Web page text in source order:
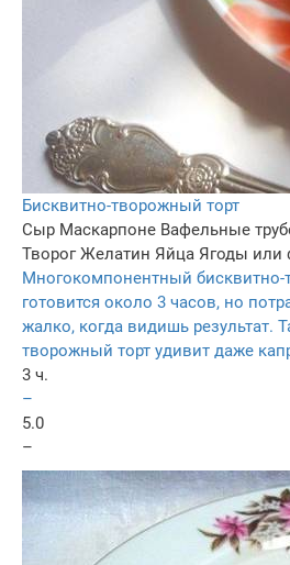
Бисквитно-творожный торт
Сыр Маскарпоне Вафельные
Творог Желатин Яйца Ягоды или
Многокомпонентный бисквитно-
готовится около 3 часов, но
жалко, когда видишь результат.
творожный торт удивит даже
3 ч.
–
5.0
–